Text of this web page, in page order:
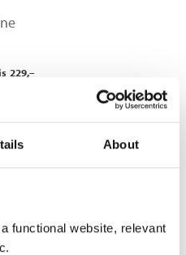
About
functional website, relevant
229,–